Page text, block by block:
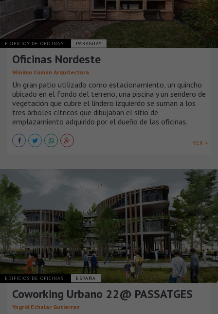
EDIFICIOS DE OFICINAS PARAGUAY
Oficinas Nordeste
Mínimo Común Arquitectura
Un gran patio utilizado como estacionamiento, un quincho
ubicado en el fondo del terreno, una piscina y un sendero de
vegetación que cubre el lindero izquierdo se suman a los
tres árboles cítricos que dibujaban el sitio de
emplazamiento adquirido por el dueño de las oficinas.
VER +
EDIFICIOS DE OFICINAS ESPAÑA
Coworking Urbano 22@ PASSATGES
Yngrid Echalar Gutierrez